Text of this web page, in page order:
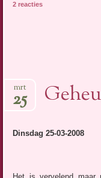
2 reacties
mrt
25
Dinsdag 25-03-2008